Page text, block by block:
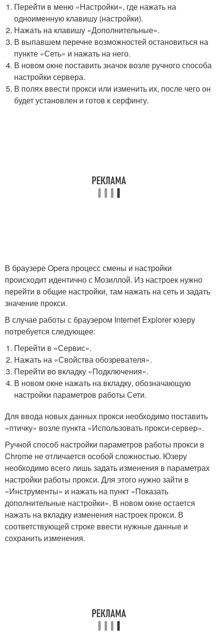
Перейти в меню «Настройки», где нажать на
одноименную клавишу (настройки).
Нажать на клавишу «Дополнительные».
В выпавшем перечне возможностей остановиться на
пункте «Сеть» и нажать на него.
В новом окне поставить значок возле ручного способа
настройки сервера.
В полях ввести прокси или изменить их, после чего он
будет установлен и готов к серфингу.
В браузере Opera процесс смены и настройки
происходит идентично с Мозиллой. Из настроек нужно
перейти в общие настройки, там нажать на сеть и задать
значение прокси.
В случае работы с браузером Internet Explorer юзеру
потребуется следующее:
Перейти в «Сервис».
Нажать на «Свойства обозревателя».
Перейти во вкладку «Подключения».
В новом окне нажать на вкладку, обозначающую
настройки параметров работы Сети.
Для ввода новых данных прокси необходимо поставить
«птичку» возле пункта «Использовать прокси-сервер».
Ручной способ настройки параметров работы прокси в
Chrome не отличается особой сложностью. Юзеру
необходимо всего лишь задать изменения в параметрах
настройки работы прокси. Для этого нужно зайти в
«Инструменты» и нажать на пункт «Показать
дополнительные настройки». В новом окне остается
нажать на вкладку изменения настроек прокси. В
соответствующей строке ввести нужные данные и
сохранить изменения.